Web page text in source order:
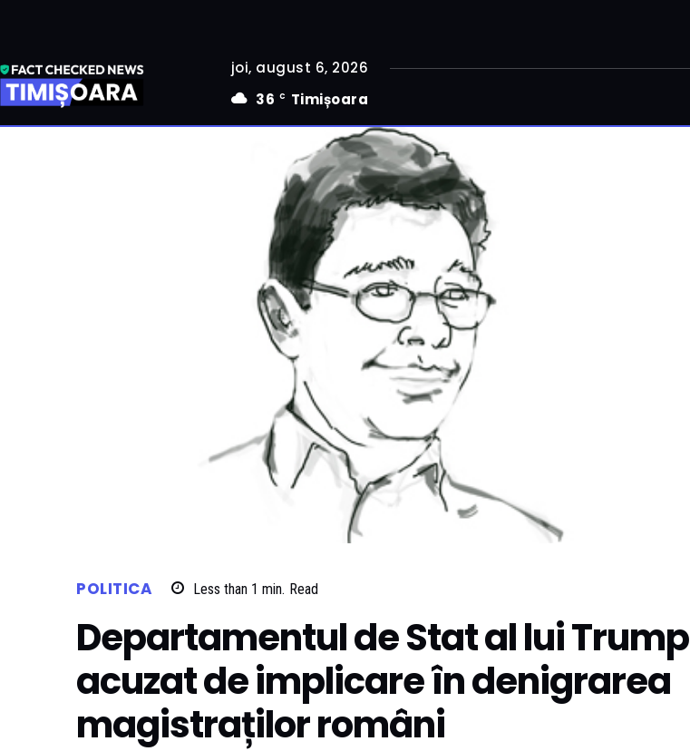
joi, august 6, 2026
36 C Timișoara
POLITICA Less than 1 min. Read
Departamentul de Stat al lui Trump
acuzat de implicare în denigrarea
magistraților români